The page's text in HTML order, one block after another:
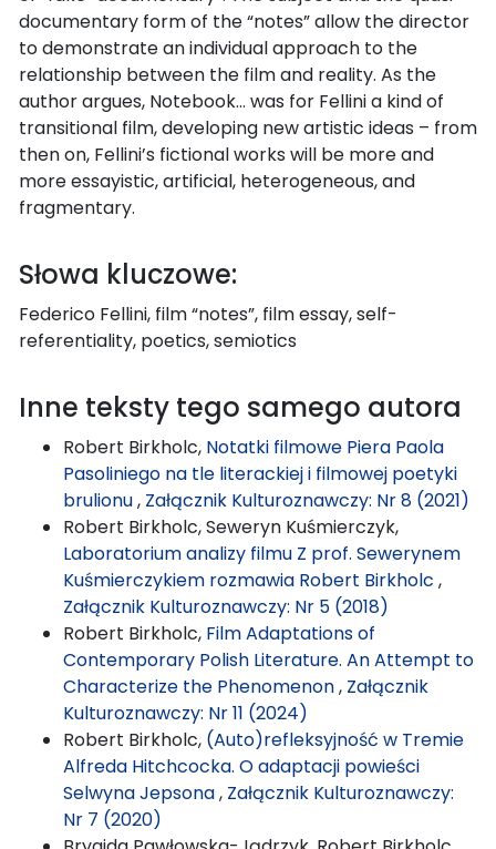
documentary form of the “notes” allow the director
to demonstrate an individual approach to the
relationship between the film and reality. As the
author argues, Notebook… was for Fellini a kind of
transitional film, developing new artistic ideas – from
then on, Fellini’s fictional works will be more and
more essayistic, artificial, heterogeneous, and
fragmentary.
Słowa kluczowe:
Federico Fellini, film “notes”, film essay, self-
referentiality, poetics, semiotics
Inne teksty tego samego autora
Robert Birkholc, Notatki filmowe Piera Paola
Pasoliniego na tle literackiej i filmowej poetyki
brulionu, Załącznik Kulturoznawczy: Nr 8 (2021)
Robert Birkholc, Seweryn Kuśmierczyk,
Laboratorium analizy filmu Z prof. Sewerynem
Kuśmierczykiem rozmawia Robert Birkholc ,
Załącznik Kulturoznawczy: Nr 5 (2018)
Robert Birkholc, Film Adaptations of
Contemporary Polish Literature. An Attempt to
Characterize the Phenomenon, Załącznik
Kulturoznawczy: Nr 11 (2024)
Robert Birkholc, (Auto)refleksyjność w Tremie
Alfreda Hitchcocka. O adaptacji powieści
Selwyna Jepsona, Załącznik Kulturoznawczy:
Nr 7 (2020)